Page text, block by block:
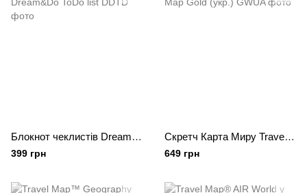
Блокнот чеклистів Dream&Do ToDo list
399 грн
Скретч Карта Миру Travel Map Gold (укр.)
649 грн